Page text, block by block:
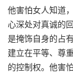
他害怕女人知道
心深处对真诚的
是掩饰自身的占
建立在平等、尊
的控制权。他害